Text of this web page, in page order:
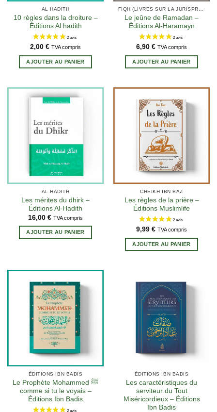
AL HADITH
10 règles dans la droiture –
Éditions Al hadith
2,00 € TVA compris
AJOUTER AU PANIER
FIQH (LIVRES SUR LA JURISPRUDENCE EN ISLAM)
Le jeûne de Ramadan –
Éditions Al-Haramayn
6,90 € TVA compris
AJOUTER AU PANIER
AL HADITH
Les mérites du dhirk –
Éditions Al-Hadith
16,00 € TVA compris
AJOUTER AU PANIER
CHEIKH IBN BAZ
Les règles de la prière –
Éditions Muslimlife
9,99 € TVA compris
AJOUTER AU PANIER
ÉDITIONS IBN BADIS
Le Prophète Mohammed ﷺ
comme si tu le voyais –
Éditions Ibn Badis
ÉDITIONS IBN BADIS
Les caractéristiques du
serviteur du Tout
Miséricordieux – Éditions
Ibn Badis